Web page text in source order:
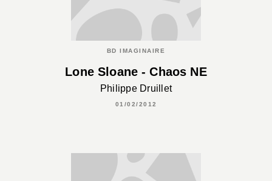
BD IMAGINAIRE
Lone Sloane - Chaos NE
Philippe Druillet
01/02/2012